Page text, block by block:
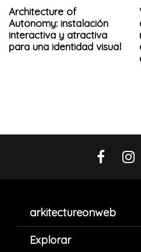
Architecture of
Autonomy: instalación
interactiva y atractiva
para una identidad visual
arkitectureonweb
Explorar